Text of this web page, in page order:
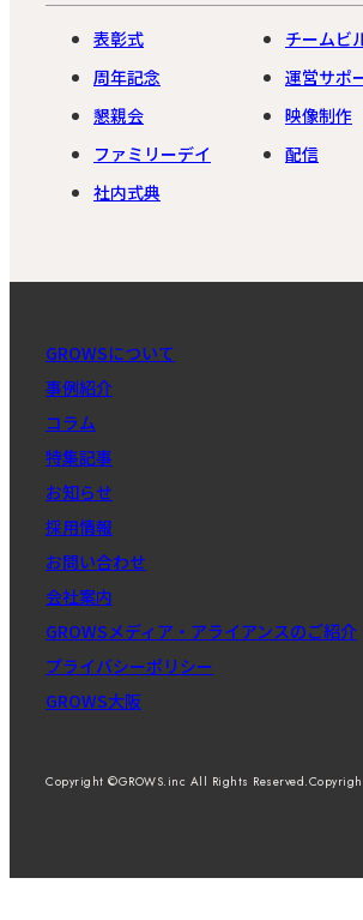
表彰式
周年記念
懇親会
ファミリーデイ
社内式典
チームビ
運営サポ
映像制作
配信
GROWSについて
事例紹介
コラム
特集記事
お知らせ
採用情報
お問い合わせ
会社案内
GROWSメディア・アライアンスのご紹介
プライバシーポリシー
GROWS大阪
Copyright ©GROWS.inc All Rights